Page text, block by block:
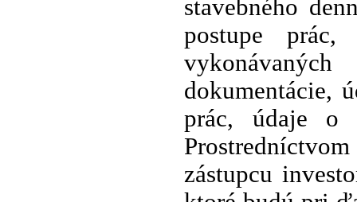
stavebného
postupe
dokumentácie,
prác, údaje o
zástupcu